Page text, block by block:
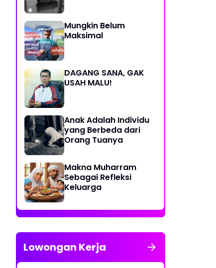
Mungkin Belum
Maksimal
DAGANG SANA, GAK
USAH MALU!
Anak Adalah Individu
yang Berbeda dari
Orang Tuanya
Makna Muharram
Sebagai Refleksi
Keluarga
Lowongan Kerja